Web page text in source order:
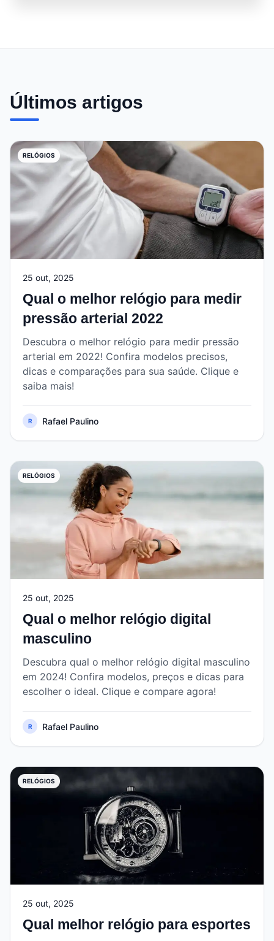
Últimos artigos
RELÓGIOS
25 out, 2025
Qual o melhor relógio para medir
pressão arterial 2022
Descubra o melhor relógio para medir pressão
arterial em 2022! Confira modelos precisos,
dicas e comparações para sua saúde. Clique e
saiba mais!
R Rafael Paulino
RELÓGIOS
25 out, 2025
Qual o melhor relógio digital
masculino
Descubra qual o melhor relógio digital masculino
em 2024! Confira modelos, preços e dicas para
escolher o ideal. Clique e compare agora!
R Rafael Paulino
RELÓGIOS
25 out, 2025
Qual melhor relógio para esportes